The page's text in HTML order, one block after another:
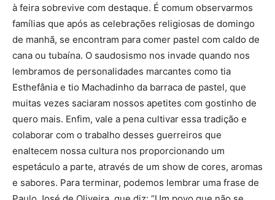
à feira sobrevive com destaque. É comum observarmos
famílias que após as celebrações religiosas de domingo
de manhã, se encontram para comer pastel com caldo de
cana ou tubaína. O saudosismo nos invade quando nos
lembramos de personalidades marcantes como tia
Esthefânia e tio Machadinho da barraca de pastel, que
muitas vezes saciaram nossos apetites com gostinho de
quero mais. Enfim, vale a pena cultivar essa tradição e
colaborar com o trabalho desses guerreiros que
enaltecem nossa cultura nos proporcionando um
espetáculo a parte, através de um show de cores, aromas
e sabores. Para terminar, podemos lembrar uma frase de